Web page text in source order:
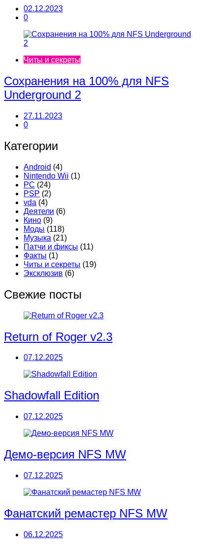
02.12.2023
0
Читы и секреты
Сохранения на 100% для NFS
Underground 2
27.11.2023
0
Категории
Android (4)
Nintendo Wii (1)
PC (24)
PSP (2)
vda (4)
Деятели (6)
Кино (9)
Моды (118)
Музыка (21)
Патчи и фиксы (11)
Факты (1)
Читы и секреты (19)
Эксклюзив (6)
Свежие посты
Return of Roger v2.3
07.12.2025
Shadowfall Edition
07.12.2025
Демо-версия NFS MW
07.12.2025
Фанатский ремастер NFS MW
06.12.2025